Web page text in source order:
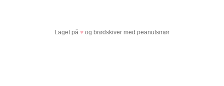
Laget på ♥ og brødskiver med peanutsmør